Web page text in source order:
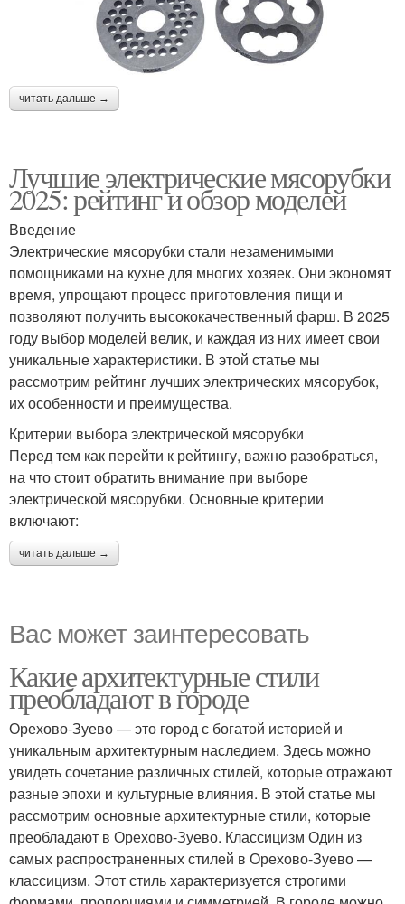
читать дальше →
Лучшие электрические мясорубки
2025: рейтинг и обзор моделей
Введение
Электрические мясорубки стали незаменимыми
помощниками на кухне для многих хозяек. Они экономят
время, упрощают процесс приготовления пищи и
позволяют получить высококачественный фарш. В 2025
году выбор моделей велик, и каждая из них имеет свои
уникальные характеристики. В этой статье мы
рассмотрим рейтинг лучших электрических мясорубок,
их особенности и преимущества.
Критерии выбора электрической мясорубки
Перед тем как перейти к рейтингу, важно разобраться,
на что стоит обратить внимание при выборе
электрической мясорубки. Основные критерии
включают:
читать дальше →
Вас может заинтересовать
Какие архитектурные стили
преобладают в городе
Орехово-Зуево — это город с богатой историей и
уникальным архитектурным наследием. Здесь можно
увидеть сочетание различных стилей, которые отражают
разные эпохи и культурные влияния. В этой статье мы
рассмотрим основные архитектурные стили, которые
преобладают в Орехово-Зуево. Классицизм Один из
самых распространенных стилей в Орехово-Зуево —
классицизм. Этот стиль характеризуется строгими